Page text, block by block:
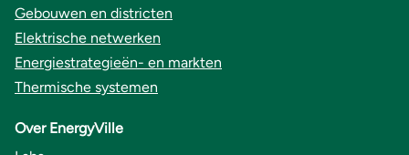
Gebouwen en districten
Elektrische netwerken
Energiestrategieën- en markten
Thermische systemen
Over EnergyVille